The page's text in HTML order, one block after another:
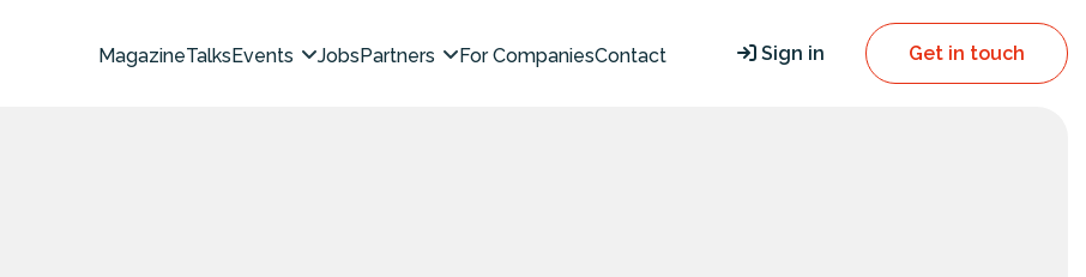
MagazineTalksEvents JobsPartners For CompaniesContact Sign in Get in touch